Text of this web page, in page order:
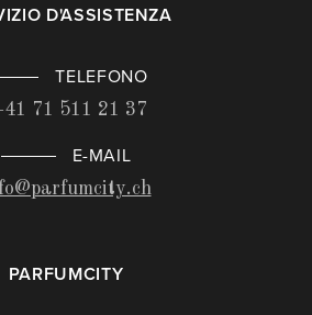
D'ASSISTENZA
TELEFONO
71 511 21 37
E-MAIL
PARFUMCITY